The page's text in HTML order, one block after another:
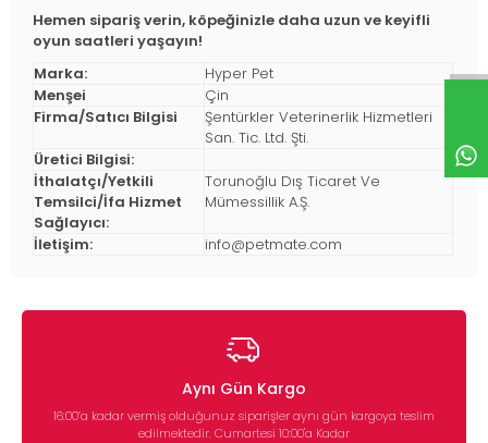
Hemen sipariş verin, köpeğinizle daha uzun ve keyifli
oyun saatleri yaşayın!
Marka:
Hyper Pet
Menşei
Çin
Firma/Satıcı Bilgisi
Şentürkler Veterinerlik Hizmetleri
San. Tic. Ltd. Şti.
Üretici Bilgisi:
İthalatçı/Yetkili
Temsilci/İfa Hizmet
Sağlayıcı:
Torunoğlu Dış Ticaret Ve
Mümessillik A.Ş.
İletişim: info@petmate.com
Aynı Gün Kargo
16:00’a kadar vermiş olduğunuz siparişler aynı gün kargoya teslim
edilmektedir. Cumartesi 10:00'a Kadar